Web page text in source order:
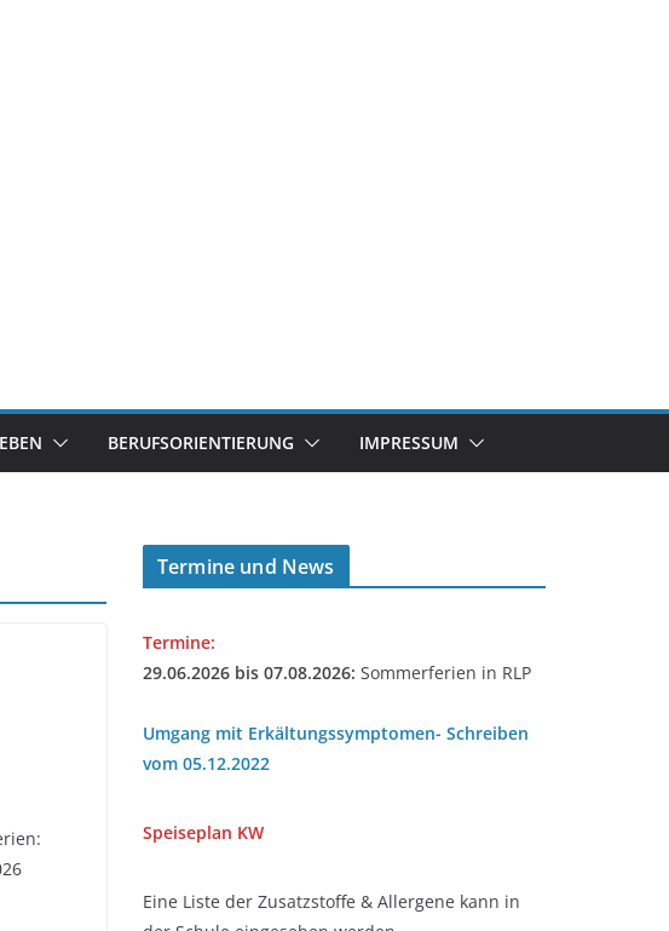
BERUFSORIENTIERUNG IMPRESSUM
Termine und News
Termine:
29.06.2026 bis 07.08.2026: Sommerferien in RLP
Umgang mit Erkältungssymptomen- Schreiben
vom 05.12.2022
Speiseplan KW
Eine Liste der Zusatzstoffe & Allergene kann in